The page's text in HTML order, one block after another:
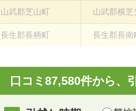
山武郡芝山町 山武郡横芝
長生郡長柄町 長生郡長南
口コミ87,580件から、